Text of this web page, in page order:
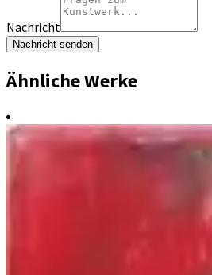
Nachricht
Nachricht senden
Ähnliche Werke